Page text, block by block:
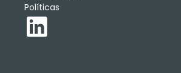
Políticas